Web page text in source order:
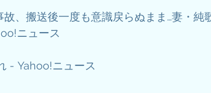
、搬送後一度も意識戻らぬまま…妻・純
ニュース
- Yahoo!ニュース